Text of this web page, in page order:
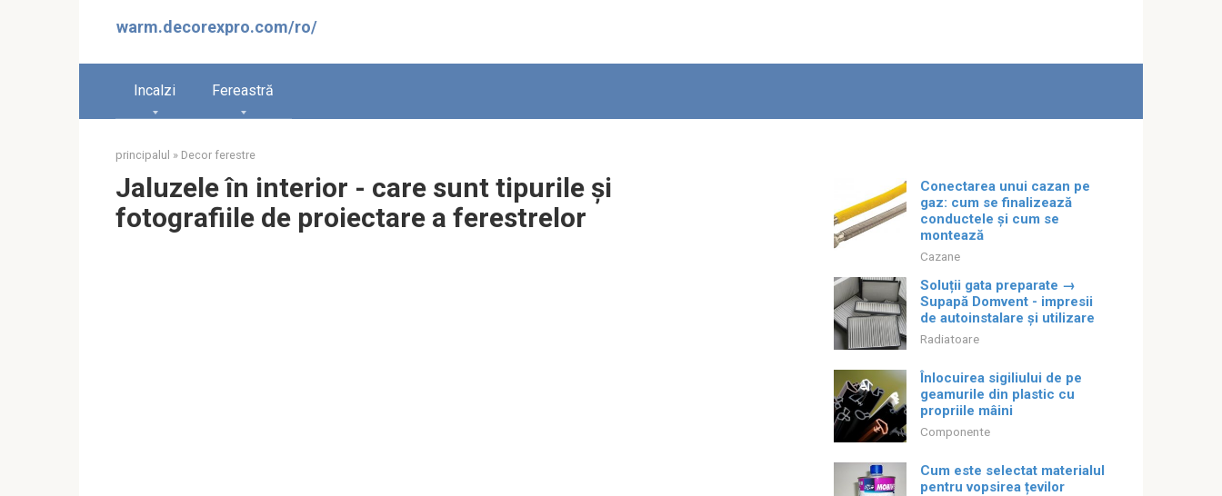
warm.decorexpro.com/ro/
Incalzi Fereastră
principalul » Decor ferestre
Jaluzele în interior - care sunt tipurile și
fotografiile de proiectare a ferestrelor
Conectarea unui cazan pe
gaz: cum se finalizează
conductele și cum se
montează
Cazane
Soluții gata preparate →
Supapă Domvent - impresii
de autoinstalare și utilizare
Radiatoare
Înlocuirea sigiliului de pe
geamurile din plastic cu
propriile mâini
Componente
Cum este selectat materialul
pentru vopsirea țevilor